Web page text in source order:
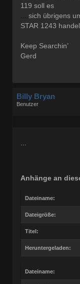
119 soll es
sich übrigens
STAR 1243
Keep Searchin’
Gerd
Billy Bryan
Benutzer
Anhänge an
Dateiname:
Dateigröße:
Titel:
Heruntergeladen:
Dateiname: